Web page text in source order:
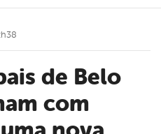
com